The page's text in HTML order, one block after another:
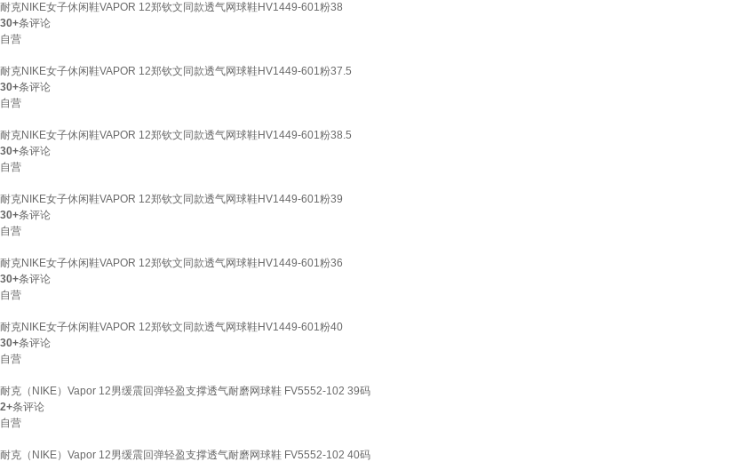
耐克NIKE女子休闲鞋VAPOR 12郑钦文同款透气网球鞋HV1449-601粉38
30+条评论
自营
耐克NIKE女子休闲鞋VAPOR 12郑钦文同款透气网球鞋HV1449-601粉37.5
30+条评论
自营
耐克NIKE女子休闲鞋VAPOR 12郑钦文同款透气网球鞋HV1449-601粉38.5
30+条评论
自营
耐克NIKE女子休闲鞋VAPOR 12郑钦文同款透气网球鞋HV1449-601粉39
30+条评论
自营
耐克NIKE女子休闲鞋VAPOR 12郑钦文同款透气网球鞋HV1449-601粉36
30+条评论
自营
耐克NIKE女子休闲鞋VAPOR 12郑钦文同款透气网球鞋HV1449-601粉40
30+条评论
自营
耐克（NIKE）Vapor 12男缓震回弹轻盈支撑透气耐磨网球鞋 FV5552-102 39码
2+条评论
自营
耐克（NIKE）Vapor 12男缓震回弹轻盈支撑透气耐磨网球鞋 FV5552-102 40码